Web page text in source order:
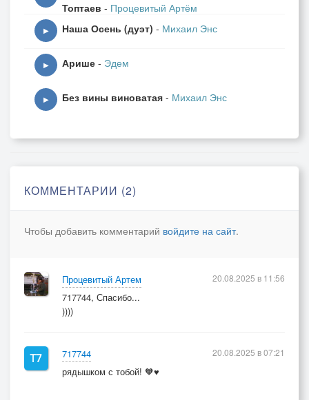
РЯДЫШКОМ С ТОБОЙ
ПРОЖИТАЯ ЖИЗНЬ
ЕСЛИ СВЕТ ЛАМПАДЫ
ВЕДЬ САМ ТОГО ХОТЕЛ
ПРИПЕВ: ГДЕ ТЫ….. ГДЕ ТЫ……
РАДУГА ВЕНЧАЕТ
БЕЛЫЙ ЦВЕТ
Топтаев - Процевитый Артём
▶ Наша Осень (дуэт) - Михаил Энс
▶ Арише - Эдем
▶ Без вины виноватая - Михаил Энс
КОММЕНТАРИИ (2)
Чтобы добавить комментарий войдите на сайт.
Процевитый Артем
717744, Спасибо...
))))
20.08.2025 в 11:56
717744
рядышком с тобой! 🧡♥
20.08.2025 в 07:21